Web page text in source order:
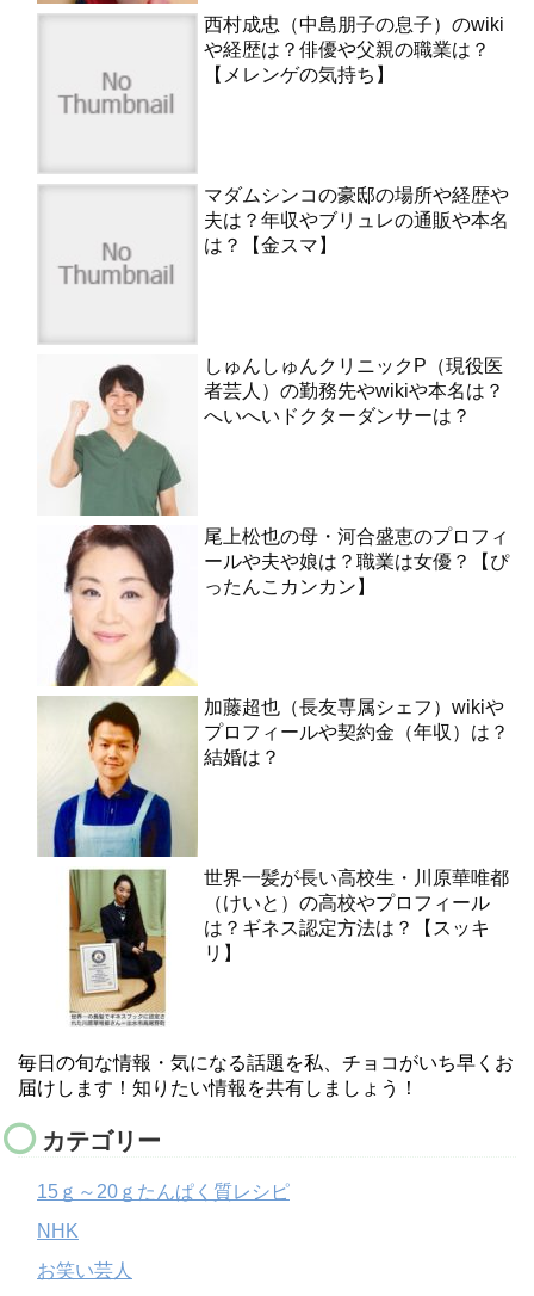
西村成忠（中島朋子の息子）のwiki
や経歴は？俳優や父親の職業は？
【メレンゲの気持ち】
マダムシンコの豪邸の場所や経歴や
夫は？年収やブリュレの通販や本名
は？【金スマ】
しゅんしゅんクリニックP（現役医
者芸人）の勤務先やwikiや本名は？
へいへいドクターダンサーは？
尾上松也の母・河合盛恵のプロフィ
ールや夫や娘は？職業は女優？【ぴ
ったんこカンカン】
加藤超也（長友専属シェフ）wikiや
プロフィールや契約金（年収）は？
結婚は？
世界一髪が長い高校生・川原華唯都
（けいと）の高校やプロフィール
は？ギネス認定方法は？【スッキ
リ】
毎日の旬な情報・気になる話題を私、チョコがいち早くお
届けします！知りたい情報を共有しましょう！
カテゴリー
15ｇ～20ｇたんぱく質レシピ
NHK
お笑い芸人